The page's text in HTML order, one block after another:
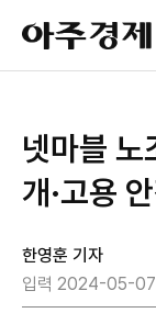
아
주
경
넷마블
개·고용
한영훈 기자
입력 2024-05-